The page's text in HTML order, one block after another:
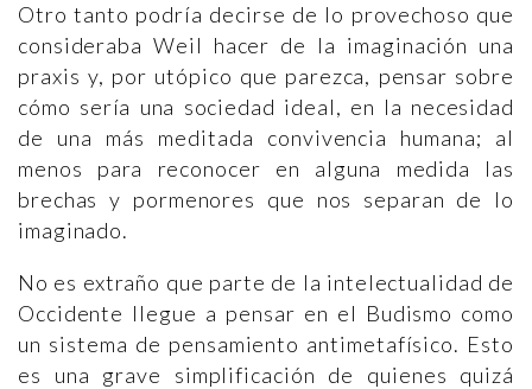
Otro tanto podría decirse de lo provechoso que
consideraba Weil hacer de la imaginación una
praxis y, por utópico que parezca, pensar sobre
cómo sería una sociedad ideal, en la necesidad
de una más meditada convivencia humana; al
menos para reconocer en alguna medida las
brechas y pormenores que nos separan de lo
imaginado.
No es extraño que parte de la intelectualidad de
Occidente llegue a pensar en el Budismo como
un sistema de pensamiento antimetafísico. Esto
es una grave simplificación de quienes quizá